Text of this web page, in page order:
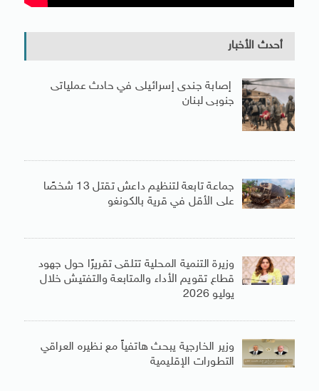
أحدث الأخبار
إصابة جندى إسرائيلى في حادث عملياتى
جنوبى لبنان
جماعة تابعة لتنظيم داعش تقتل 13 شخصًا
على الأقل في قرية بالكونغو
وزيرة التنمية المحلية تتلقى تقريرًا حول جهود
قطاع تقويم الأداء والمتابعة والتفتيش خلال
يوليو 2026
وزير الخارجية يبحث هاتفياً مع نظيره العراقي
التطورات الإقليمية